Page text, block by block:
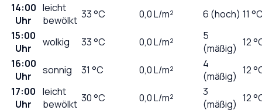
14:00
Uhr
leicht
bewölkt 33°C 0,0L/m² 6 (hoch) 11
15:00
Uhr
wolkig 33°C 0,0L/m²
5
(mäßig) 12
16:00
Uhr
sonnig 31 °C 0,0L/m²
4
(mäßig) 12
17:00
Uhr
leicht
bewölkt 30°C 0,0L/m²
3
(mäßig) 12